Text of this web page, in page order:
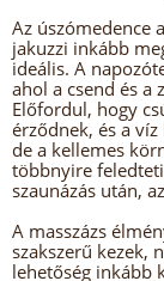
Az úszómedence
jakuzzi inkább
ideális. A
ahol a csend és a
Előfordul, hogy
érződnek, és a
de a kellemes
többnyire
szaunázás után,
A masszázs
szakszerű kezek,
lehetőség inkább